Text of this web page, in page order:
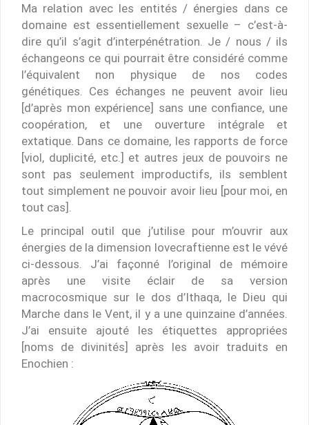
Ma relation avec les entités / énergies dans ce
domaine est essentiellement sexuelle – c’est-à-
dire qu’il s’agit d’interpénétration. Je / nous / ils
échangeons ce qui pourrait être considéré comme
l’équivalent non physique de nos codes
génétiques. Ces échanges ne peuvent avoir lieu
[d’après mon expérience] sans une confiance, une
coopération, et une ouverture intégrale et
extatique. Dans ce domaine, les rapports de force
[viol, duplicité, etc.] et autres jeux de pouvoirs ne
sont pas seulement improductifs, ils semblent
tout simplement ne pouvoir avoir lieu [pour moi, en
tout cas].
Le principal outil que j’utilise pour m’ouvrir aux
énergies de la dimension lovecraftienne est le vévé
ci-dessous. J’ai façonné l’original de mémoire
après une visite éclair de sa version
macrocosmique sur le dos d’Ithaqa, le Dieu qui
Marche dans le Vent, il y a une quinzaine d’années.
J’ai ensuite ajouté les étiquettes appropriées
[noms de divinités] après les avoir traduits en
Enochien :